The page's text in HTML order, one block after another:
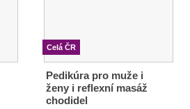
Celá ČR
Pedikúra pro muže i
ženy i reflexní masáž
chodidel